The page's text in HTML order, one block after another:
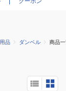
品 ダンベル 商品